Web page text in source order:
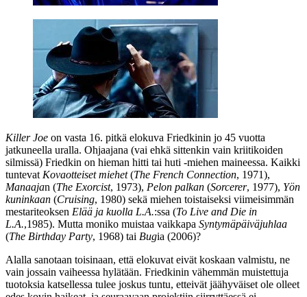
Killer Joe on vasta 16. pitkä elokuva Friedkinin jo 45 vuotta
jatkuneella uralla. Ohjaajana (vai ehkä sittenkin vain kriitikoiden
silmissä) Friedkin on hieman hitti tai huti ‑miehen maineessa. Kaikki
tuntevat Kovaotteiset miehet(The French Connection, 1971),
Manaajan (The Exorcist, 1973), Pelon palkan (Sorcerer, 1977), Yön
kuninkaan (Cruising, 1980) sekä miehen toistaiseksi viimeisimmän
mestariteoksen Elää ja kuolla L.A.:ssa (To Live and Die in
L.A.,1985). Mutta moniko muistaa vaikkapa Syntymäpäiväjuhlaa
(The Birthday Party, 1968) tai Bugia (2006)?
Alalla sanotaan toisinaan, että elokuvat eivät koskaan valmistu, ne
vain jossain vaiheessa hylätään. Friedkinin vähemmän muistettuja
tuotoksia katsellessa tulee joskus tuntu, etteivät jäähyväiset ole olleet